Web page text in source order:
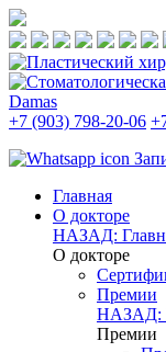
Damas
+7 (903) 798-20-06
Главная
О докторе
НАЗАД:
О докторе
Премии
НАЗАД:
Премии